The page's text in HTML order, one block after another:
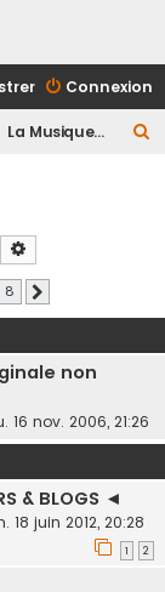
Connexion
La Musique & la Pub
c
h
Rechercher
8
non
16 nov. 2006, 21:26
& BLOGS ◄
18 juin 2012, 20:28
1 2